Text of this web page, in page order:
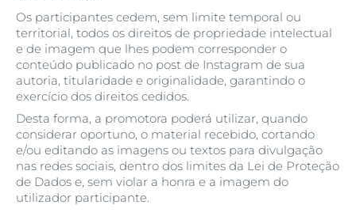
Os participantes cedem, sem limite temporal ou
territorial, todos os direitos de propriedade intelectual
e de imagem que lhes podem corresponder o
conteúdo publicado no post de Instagram de sua
autoria, titularidade e originalidade, garantindo o
exercício dos direitos cedidos.
Desta forma, a promotora poderá utilizar, quando
considerar oportuno, o material recebido, cortando
e/ou editando as imagens ou textos para divulgação
nas redes sociais, dentro dos limites da Lei de Proteção
de Dados e, sem violar a honra e a imagem do
utilizador participante.